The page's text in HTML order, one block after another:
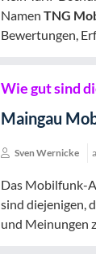
Namen TNG
Bewertungen,
Wie gut sind
Maingau
Sven Wernicke
Das Mobilfunk-
sind diejenigen,
und Meinungen